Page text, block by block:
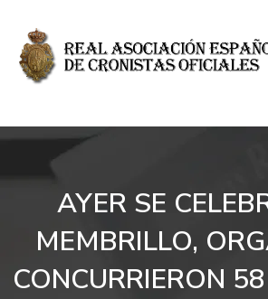
AYER SE
MEMBRILLO,
CONCURRIERON